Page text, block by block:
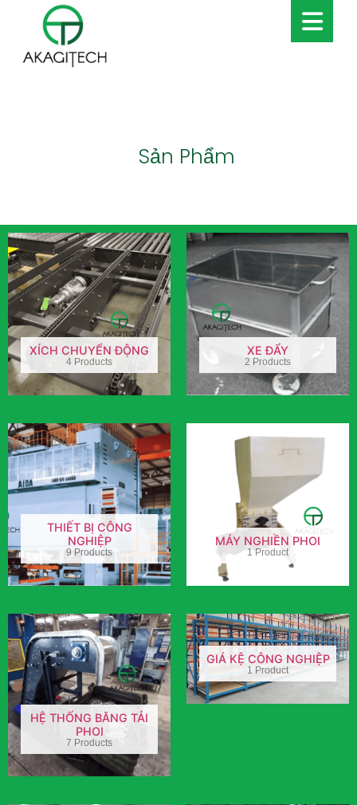
Sản Phẩm
XÍCH CHUYỂN ĐỘNG
4 Products
XE ĐẨY
2 Products
THIẾT BỊ CÔNG
NGHIỆP
9 Products
MÁY NGHIỀN PHOI
1 Product
HỆ THỐNG BĂNG TẢI
PHOI
7 Products
GIÁ KỆ CÔNG NGHIỆP
1 Product